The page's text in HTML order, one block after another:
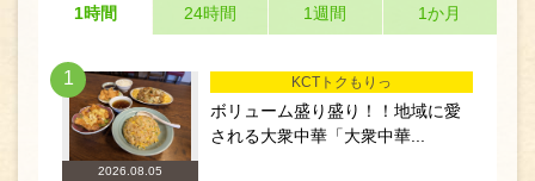
1時間 24時間 1週間 1か月
1
2026.08.05
KCTトクもりっ
ボリューム盛り盛り！！地域に愛
される大衆中華「大衆中華...